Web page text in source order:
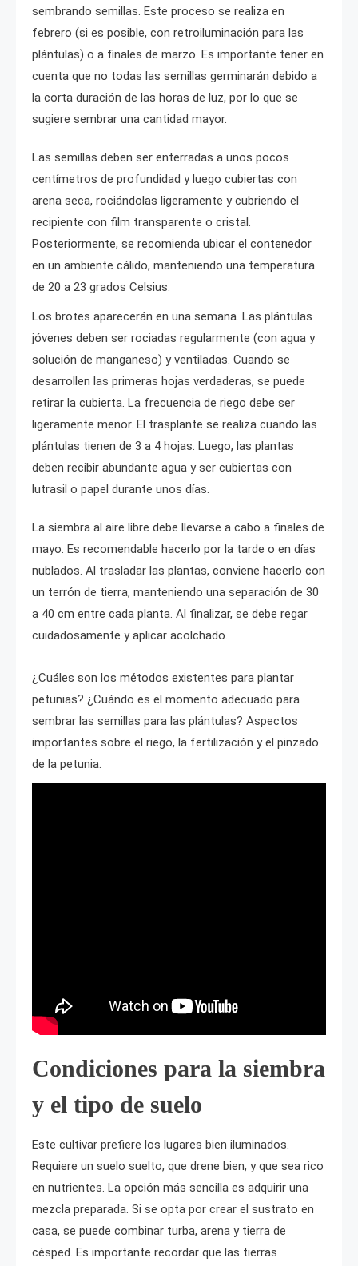
sembrando semillas. Este proceso se realiza en
febrero (si es posible, con retroiluminación para las
plántulas) o a finales de marzo. Es importante tener en
cuenta que no todas las semillas germinarán debido a
la corta duración de las horas de luz, por lo que se
sugiere sembrar una cantidad mayor.
Las semillas deben ser enterradas a unos pocos
centímetros de profundidad y luego cubiertas con
arena seca, rociándolas ligeramente y cubriendo el
recipiente con film transparente o cristal.
Posteriormente, se recomienda ubicar el contenedor
en un ambiente cálido, manteniendo una temperatura
de 20 a 23 grados Celsius.
Los brotes aparecerán en una semana. Las plántulas
jóvenes deben ser rociadas regularmente (con agua y
solución de manganeso) y ventiladas. Cuando se
desarrollen las primeras hojas verdaderas, se puede
retirar la cubierta. La frecuencia de riego debe ser
ligeramente menor. El trasplante se realiza cuando las
plántulas tienen de 3 a 4 hojas. Luego, las plantas
deben recibir abundante agua y ser cubiertas con
lutrasil o papel durante unos días.
La siembra al aire libre debe llevarse a cabo a finales de
mayo. Es recomendable hacerlo por la tarde o en días
nublados. Al trasladar las plantas, conviene hacerlo con
un terrón de tierra, manteniendo una separación de 30
a 40 cm entre cada planta. Al finalizar, se debe regar
cuidadosamente y aplicar acolchado.
¿Cuáles son los métodos existentes para plantar
petunias? ¿Cuándo es el momento adecuado para
sembrar las semillas para las plántulas? Aspectos
importantes sobre el riego, la fertilización y el pinzado
de la petunia.
Condiciones para la siembra
y el tipo de suelo
Este cultivar prefiere los lugares bien iluminados.
Requiere un suelo suelto, que drene bien, y que sea rico
en nutrientes. La opción más sencilla es adquirir una
mezcla preparada. Si se opta por crear el sustrato en
casa, se puede combinar turba, arena y tierra de
césped. Es importante recordar que las tierras